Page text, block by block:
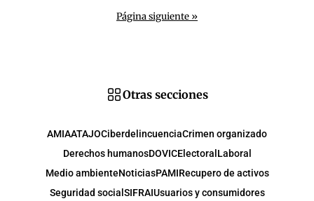
Página siguiente »
Otras secciones
AMIAATAJOCiberdelincuenciaCrimen organizado
Derechos humanosDOVICElectoral Laboral
Medio ambienteNoticiasPAMIRecupero de activos
Seguridad social SIFRAIUsuarios y consumidores